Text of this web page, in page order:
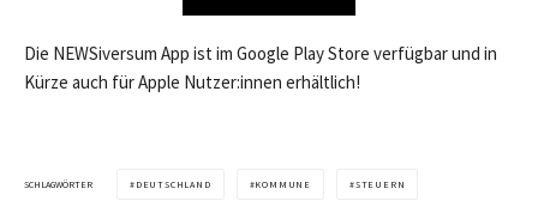
Die NEWSiversum App ist im Google Play Store verfügbar und in
Kürze auch für Apple Nutzer:innen erhältlich!
SCHLAGWÖRTER DEUTSCHLAND KOMMUNE STEUERN